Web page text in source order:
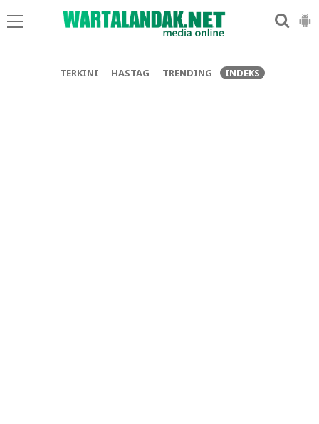
TERKINI HASTAG TRENDING INDEKS